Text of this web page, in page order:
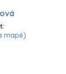
mapě)